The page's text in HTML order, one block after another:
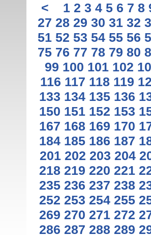
< 1 2 3 4 5 6 7 8
27 28 29 30 31 32
51 52 53 54 55 56
75 76 77 78 79 80
99 100 101 102
116 117 118 119
133 134 135 136
150 151 152 153
167 168 169 170
184 185 186 187
201 202 203 204
218 219 220 221
235 236 237 238
252 253 254 255
269 270 271 272
286 287 288 289